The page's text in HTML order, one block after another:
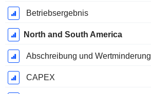
Betriebsergebnis
North and South America
Abschreibung und Wertminderung
CAPEX